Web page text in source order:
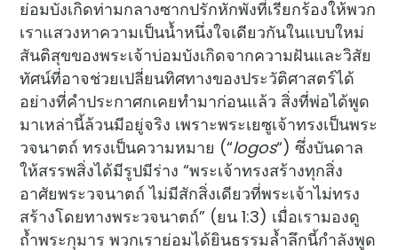
ย่อมบังเกิดท่ามกลางซากปรักหักพังที่เรียกร้องให้พวก
เราแสวงหาความเป็นน้ำหนึ่งใจเดียวกันในแบบใหม่
สันติสุขของพระเจ้าบ่อมบังเกิดจากความฝันและวิสัย
ทัศน์ที่อาจช่วยเปลี่ยนทิศทางของประวัติศาสตร์ได้
อย่างที่คำประกาศกเคยทำมาก่อนแล้ว สิ่งที่พ่อได้พูด
มาเหล่านี้ล้วนมีอยู่จริง เพราะพระเยซูเจ้าทรงเป็นพระ
วจนาตถ์ ทรงเป็นความหมาย (“logos“) ซึ่งบันดาล
ให้สรรพสิ่งได้มีรูปมีร่าง “พระเจ้าทรงสร้างทุกสิ่ง
อาศัยพระวจนาตถ์ ไม่มีสักสิ่งเดียวที่พระเจ้าไม่ทรง
สร้างโดยทางพระวจนาตถ์” (ยน 1:3) เมื่อเรามองดู
ถ้ำพระกุมาร พวกเราย่อมได้ยินธรรมล้ำลึกนี้กำลังพูด